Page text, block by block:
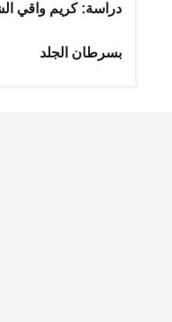
دراسة: كريم واقي
بسرطان الجلد